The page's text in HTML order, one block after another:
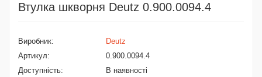
Втулка шкворня Deutz 0.900.0094.4
Виробник:
Deutz
Артикул:
0.900.0094.4
Доступність:
В наявності